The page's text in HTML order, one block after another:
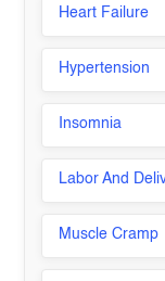
Heart Failure
Hypertension
Insomnia
Labor And
Muscle Cramp